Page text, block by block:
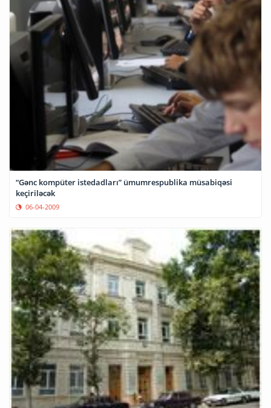
“Gənc kompüter istedadları” ümumrespublika müsabiqəsi
keçiriləcək
06-04-2009